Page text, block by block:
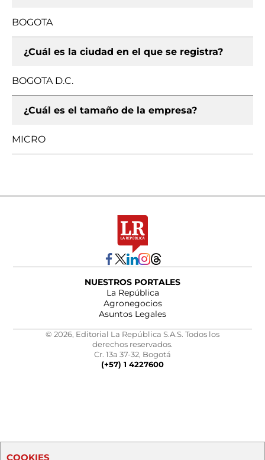
BOGOTA
¿Cuál es la ciudad en el que se registra?
BOGOTA D.C.
¿Cuál es el tamaño de la empresa?
MICRO
NUESTROS PORTALES
La República
Agronegocios
Asuntos Legales
© 2026, Editorial La República S.A.S. Todos los
derechos reservados.
Cr. 13a 37-32, Bogotá
(+57) 1 4227600
COOKIES